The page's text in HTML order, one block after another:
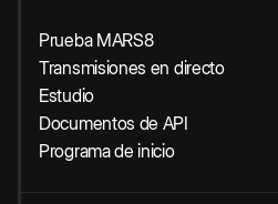
Prueba MARS8
Transmisiones en directo
Estudio
Documentos de API
Programa de inicio